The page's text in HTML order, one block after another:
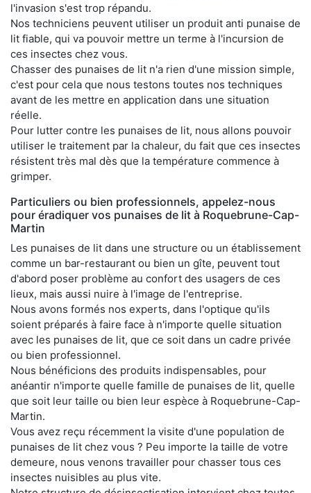
l'invasion s'est trop répandu.
Nos techniciens peuvent utiliser un produit anti punaise de
lit fiable, qui va pouvoir mettre un terme à l'incursion de
ces insectes chez vous.
Chasser des punaises de lit n'a rien d'une mission simple,
c'est pour cela que nous testons toutes nos techniques
avant de les mettre en application dans une situation
réelle.
Pour lutter contre les punaises de lit, nous allons pouvoir
utiliser le traitement par la chaleur, du fait que ces insectes
résistent très mal dès que la température commence à
grimper.
Particuliers ou bien professionnels, appelez-nous
pour éradiquer vos punaises de lit à Roquebrune-Cap-
Martin
Les punaises de lit dans une structure ou un établissement
comme un bar-restaurant ou bien un gîte, peuvent tout
d'abord poser problème au confort des usagers de ces
lieux, mais aussi nuire à l'image de l'entreprise.
Nous avons formés nos experts, dans l'optique qu'ils
soient préparés à faire face à n'importe quelle situation
avec les punaises de lit, que ce soit dans un cadre privée
ou bien professionnel.
Nous bénéficions des produits indispensables, pour
anéantir n'importe quelle famille de punaises de lit, quelle
que soit leur taille ou bien leur espèce à Roquebrune-Cap-
Martin.
Vous avez reçu récemment la visite d'une population de
punaises de lit chez vous ? Peu importe la taille de votre
demeure, nous venons travailler pour chasser tous ces
insectes nuisibles au plus vite.